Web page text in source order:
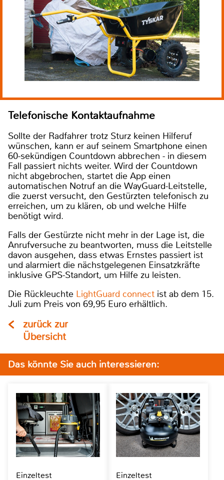
Telefonische Kontaktaufnahme
Sollte der Radfahrer trotz Sturz keinen Hilferuf
wünschen, kann er auf seinem Smartphone einen
60-sekündigen Countdown abbrechen - in diesem
Fall passiert nichts weiter. Wird der Countdown
nicht abgebrochen, startet die App einen
automatischen Notruf an die WayGuard-Leitstelle,
die zuerst versucht, den Gestürzten telefonisch zu
erreichen, um zu klären, ob und welche Hilfe
benötigt wird.
Falls der Gestürzte nicht mehr in der Lage ist, die
Anrufversuche zu beantworten, muss die Leitstelle
davon ausgehen, dass etwas Ernstes passiert ist
und alarmiert die nächstgelegenen Einsatzkräfte
inklusive GPS-Standort, um Hilfe zu leisten.
Die Rückleuchte LightGuard connect ist ab dem 15.
Juli zum Preis von 69,95 Euro erhältlich.
zurück zur
Übersicht
Das könnte Sie auch interessieren:
Einzeltest
Einzeltest